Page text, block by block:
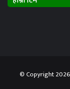
© Copyright